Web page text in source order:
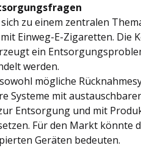
zu einem zentralen
Einweg-E-Zigaretten. Die
ein
werden.
mögliche
Systeme mit
Entsorgung und mit
Für den Markt könnte
Geräten bedeuten.